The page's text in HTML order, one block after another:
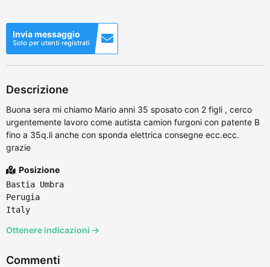
Invia messaggio
Solo per utenti registrati
Descrizione
Buona sera mi chiamo Mario anni 35 sposato con 2 figli , cerco
urgentemente lavoro come autista camion furgoni con patente B
fino a 35q.li anche con sponda elettrica consegne ecc.ecc.
grazie
Posizione
Bastia Umbra
Perugia
Italy
Ottenere indicazioni →
Commenti